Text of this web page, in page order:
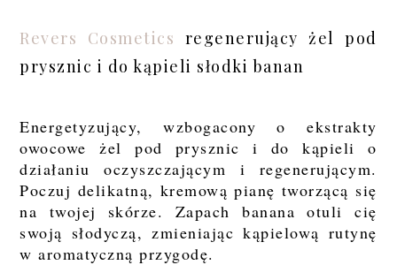
Revers Cosmetics regenerujący żel pod
prysznic i do kąpieli słodki banan
Energetyzujący, wzbogacony o ekstrakty
owocowe żel pod prysznic i do kąpieli o
działaniu oczyszczającym i regenerującym.
Poczuj delikatną, kremową pianę tworzącą się
na twojej skórze. Zapach banana otuli cię
swoją słodyczą, zmieniając kąpielową rutynę
w aromatyczną przygodę.